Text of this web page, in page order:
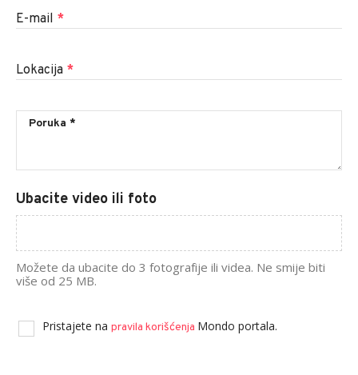
E-mail *
Lokacija *
Ubacite video ili foto
Možete da ubacite do 3 fotografije ili videa. Ne smije biti
više od 25 MB.
Pristajete na pravila korišćenja Mondo portala.